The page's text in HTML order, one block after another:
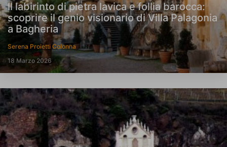
Il labirinto di pietra lavica e follia barocca:
scoprire il genio visionario di Villa Palagonia
a Bagheria
Serena Proietti Colonna
18 Marzo 2026